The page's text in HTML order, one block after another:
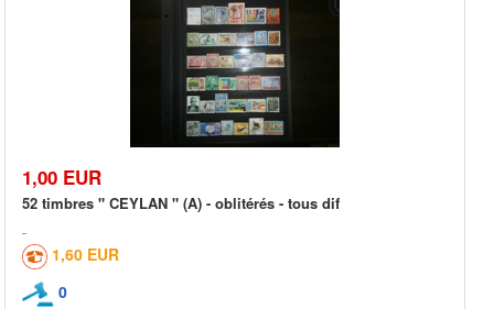
1,00 EUR
52 timbres " CEYLAN " (A) - oblitérés - tous dif
1,60 EUR
0